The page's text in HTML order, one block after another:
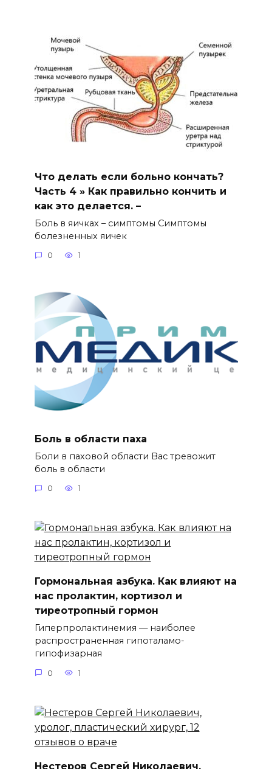
Что делать если больно кончать?
Часть 4 » Как правильно кончить и
как это делается. –
Боль в яичках – симптомы Симптомы
болезненных яичек
0 1
Боль в области паха
Боли в паховой области Вас тревожит
боль в области
0 1
Гормональная азбука. Как влияют на
нас пролактин, кортизол и
тиреотропный гормон
Гиперпролактинемия — наиболее
распространенная гипоталамо-
гипофизарная
0 1
Нестеров Сергей Николаевич,